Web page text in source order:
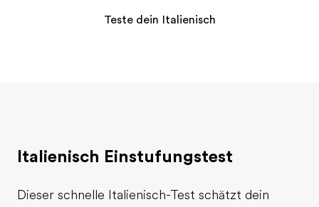
Teste dein Italienisch
Italienisch Einstufungstest
Dieser schnelle Italienisch-Test schätzt dein